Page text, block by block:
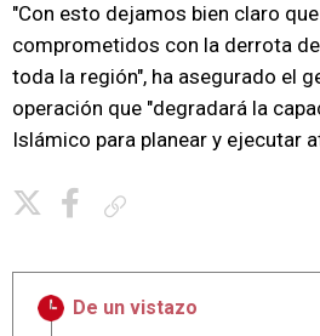
"Con esto dejamos bien claro
comprometidos con la derrota
toda la región", ha asegurado el
operación que "degradará la
Islámico para planear y ejecutar
De un vistazo